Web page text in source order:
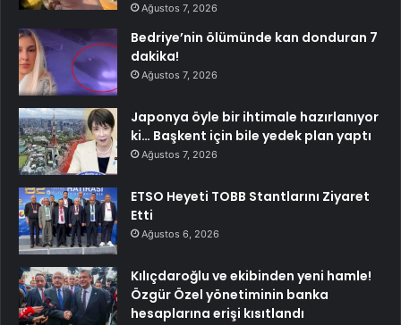
Ağustos 7, 2026
Bedriye’nin ölümünde kan donduran 7
dakika!
Ağustos 7, 2026
Japonya öyle bir ihtimale hazırlanıyor
ki… Başkent için bile yedek plan yaptı
Ağustos 7, 2026
ETSO Heyeti TOBB Stantlarını Ziyaret
Etti
Ağustos 6, 2026
Kılıçdaroğlu ve ekibinden yeni hamle!
Özgür Özel yönetiminin banka
hesaplarına erişi kısıtlandı